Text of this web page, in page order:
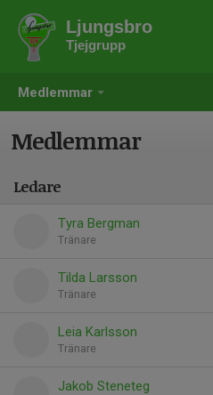
Medlemmar
Ljungsbro
Tjejgrupp
Medlemmar
Ledare
Tyra Bergman
Tränare
Tilda Larsson
Tränare
Leia Karlsson
Tränare
Jakob Steneteg